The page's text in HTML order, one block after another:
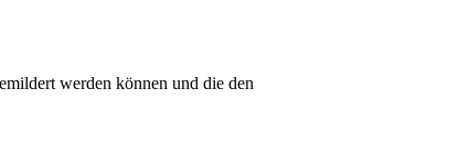
werden können und die den